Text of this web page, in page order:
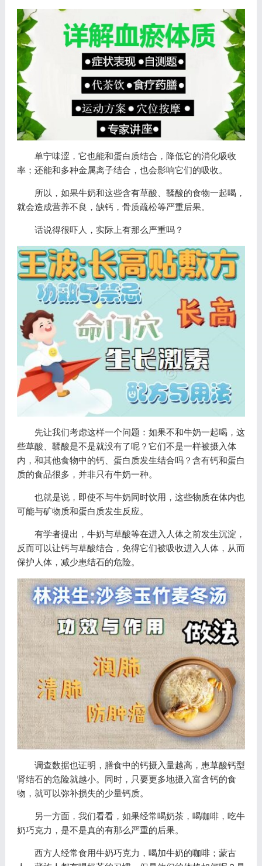
单宁味涩，它也能和蛋白质结合，降低它的消化吸收
率；还能和多种金属离子结合，也会影响它们的吸收。
所以，如果牛奶和这些含有草酸、鞣酸的食物一起喝，
就会造成营养不良，缺钙，骨质疏松等严重后果。
话说得很吓人，实际上有那么严重吗？
先让我们考虑这样一个问题：如果不和牛奶一起喝，这
些草酸、鞣酸是不是就没有了呢？它们不是一样被摄入体
内，和其他食物中的钙、蛋白质发生结合吗？含有钙和蛋白
质的食品很多，并非只有牛奶一种。
也就是说，即使不与牛奶同时饮用，这些物质在体内也
可能与矿物质和蛋白质发生反应。
有学者提出，牛奶与草酸等在进入人体之前发生沉淀，
反而可以让钙与草酸结合，免得它们被吸收进入人体，从而
保护人体，减少患结石的危险。
调查数据也证明，膳食中的钙摄入量越高，患草酸钙型
肾结石的危险就越小。同时，只要更多地摄入富含钙的食
物，就可以弥补损失的少量钙质。
另一方面，我们看看，如果经常喝奶茶，喝咖啡，吃牛
奶巧克力，是不是真的有那么严重的后果。
西方人经常食用牛奶巧克力，喝加牛奶的咖啡；蒙古